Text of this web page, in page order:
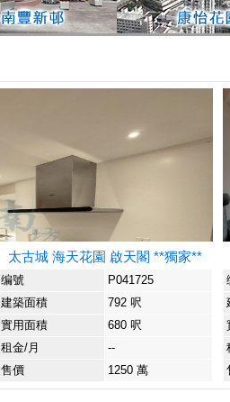
太古城 海天花園 啟天閣 **獨家**
编號
P041725
建築面積
792 呎
實用面積
680 呎
租金/月
--
售價
1250 萬